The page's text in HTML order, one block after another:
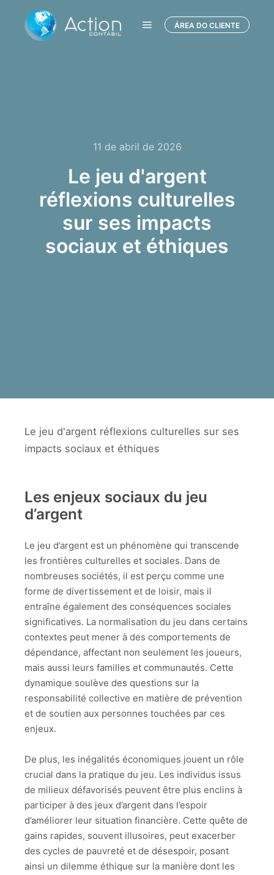
ÁREA DO CLIENTE
11 de abril de 2026
Le jeu d'argent
réflexions culturelles
sur ses impacts
sociaux et éthiques
Le jeu d'argent réflexions culturelles sur ses
impacts sociaux et éthiques
Les enjeux sociaux du jeu
d’argent
Le jeu d’argent est un phénomène qui transcende
les frontières culturelles et sociales. Dans de
nombreuses sociétés, il est perçu comme une
forme de divertissement et de loisir, mais il
entraîne également des conséquences sociales
significatives. La normalisation du jeu dans certains
contextes peut mener à des comportements de
dépendance, affectant non seulement les joueurs,
mais aussi leurs familles et communautés. Cette
dynamique soulève des questions sur la
responsabilité collective en matière de prévention
et de soutien aux personnes touchées par ces
enjeux.
De plus, les inégalités économiques jouent un rôle
crucial dans la pratique du jeu. Les individus issus
de milieux défavorisés peuvent être plus enclins à
participer à des jeux d’argent dans l’espoir
d’améliorer leur situation financière. Cette quête de
gains rapides, souvent illusoires, peut exacerber
des cycles de pauvreté et de désespoir, posant
ainsi un dilemme éthique sur la manière dont les